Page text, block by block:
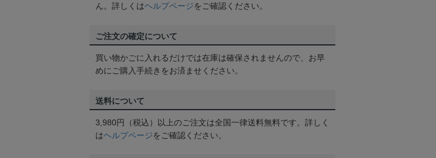
ん。詳しくはヘルプページをご確認ください。
ご注文の確定について
買い物かごに入れるだけでは在庫は確保されませんので、お早
めにご購入手続きをお済ませください。
送料について
3,980円（税込）以上のご注文は全国一律送料無料です。詳しく
はヘルプページをご確認ください。